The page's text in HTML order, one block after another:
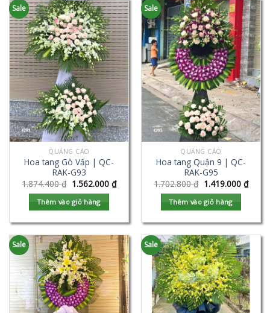
Sale
QUẢNG CÁO
Hoa tang Gò Vấp | QC-
RAK-G93
1.874.400₫ 1.562.000 ₫
Thêm vào giỏ hàng
Sale
QUẢNG CÁO
Hoa tang Quận 9 | QC-
RAK-G95
1.702.800₫ 1.419.000 ₫
Thêm vào giỏ hàng
Sale Sale